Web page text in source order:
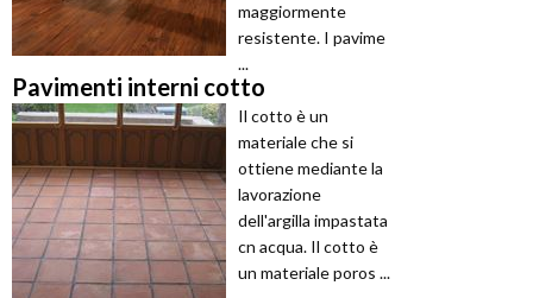
maggiormente
resistente. I pavime
...
Pavimenti interni cotto
Il cotto è un
materiale che si
ottiene mediante la
lavorazione
dell'argilla impastata
cn acqua. Il cotto è
un materiale poros ...